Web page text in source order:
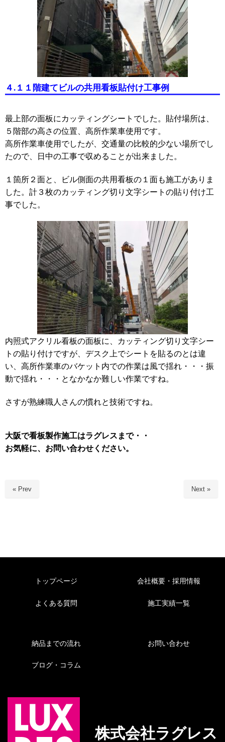
４.１１階建てビルの共用看板貼付け工事例
最上部の面板にカッティングシートでした。貼付場所は、
５階部の高さの位置、高所作業車使用です。
高所作業車使用でしたが、交通量の比較的少ない場所でし
たので、日中の工事で収めることが出来ました。
１箇所２面と、ビル側面の共用看板の１面も施工がありま
した。計３枚のカッティング切り文字シートの貼り付け工
事でした。
内照式アクリル看板の面板に、カッティング切り文字シー
トの貼り付けですが、デスク上でシートを貼るのとは違
い、高所作業車のバケット内での作業は風で揺れ・・・振
動で揺れ・・・となかなか難しい作業ですね。
さすが熟練職人さんの慣れと技術ですね。
大阪で看板製作施工はラグレスまで・・
お気軽に、お問い合わせください。
« Prev Next »
トップページ
よくある質問
会社概要・採用情報
施工実績一覧
納品までの流れ
ブログ・コラム
お問い合わせ
株式会社ラグレス